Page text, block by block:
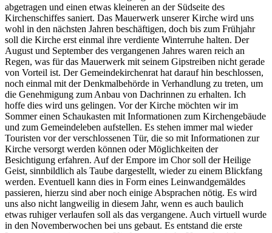
abgetragen und einen etwas kleineren an der Südseite des
Kirchenschiffes saniert. Das Mauerwerk unserer Kirche wird uns
wohl in den nächsten Jahren beschäftigen, doch bis zum Frühjahr
soll die Kirche erst einmal ihre verdiente Winterruhe halten. Der
August und September des vergangenen Jahres waren reich an
Regen, was für das Mauerwerk mit seinem Gipstreiben nicht gerade
von Vorteil ist. Der Gemeindekirchenrat hat darauf hin beschlossen,
noch einmal mit der Denkmalbehörde in Verhandlung zu treten, um
die Genehmigung zum Anbau von Dachrinnen zu erhalten. Ich
hoffe dies wird uns gelingen. Vor der Kirche möchten wir im
Sommer einen Schaukasten mit Informationen zum Kirchengebäude
und zum Gemeindeleben aufstellen. Es stehen immer mal wieder
Touristen vor der verschlossenen Tür, die so mit Informationen zur
Kirche versorgt werden können oder Möglichkeiten der
Besichtigung erfahren. Auf der Empore im Chor soll der Heilige
Geist, sinnbildlich als Taube dargestellt, wieder zu einem Blickfang
werden. Eventuell kann dies in Form eines Leinwandgemäldes
passieren, hierzu sind aber noch einige Absprachen nötig. Es wird
uns also nicht langweilig in diesem Jahr, wenn es auch baulich
etwas ruhiger verlaufen soll als das vergangene. Auch virtuell wurde
in den Novemberwochen bei uns gebaut. Es entstand die erste